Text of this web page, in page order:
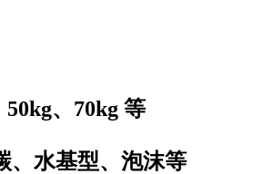
、70kg 等
、水基型、泡沫等